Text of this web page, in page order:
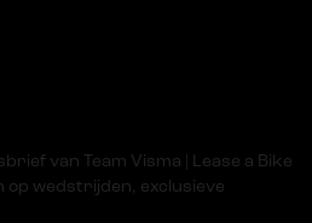
van Team Visma | Lease a Bike
wedstrijden, exclusieve